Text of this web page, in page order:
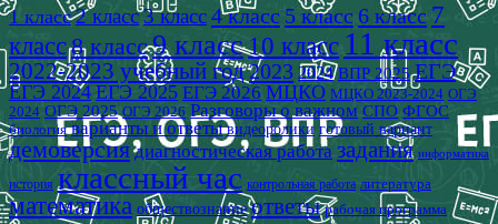
1 класс 2 класс3 класс4 класс 5 класс 6 класс 7
класс8 класс9 класс10 класс 11 класс
2022-2023 учебный год2023 2024 ВПР 2025 ЕГЭ
ЕГЭ 2024 ЕГЭ 2025 ЕГЭ 2026 МЦКО МЦКО 2023-2024 ОГЭ
2024 ОГЭ 2025 ОГЭ 2026 Разговоры о важном СПО ФГОС
биология варианты и ответы видеоролики готовый вариант
демоверсия диагностическая работа задания информатика
история классный час контрольная работа литература
математика обществознание ответы рабочая программа